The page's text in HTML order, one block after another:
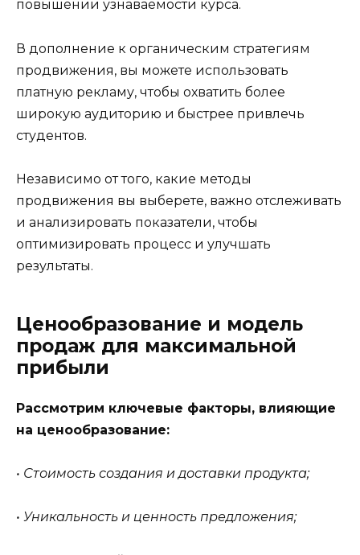
повышении узнаваемости курса.
В дополнение к органическим стратегиям
продвижения, вы можете использовать
платную рекламу, чтобы охватить более
широкую аудиторию и быстрее привлечь
студентов.
Независимо от того, какие методы
продвижения вы выберете, важно отслеживать
и анализировать показатели, чтобы
оптимизировать процесс и улучшать
результаты.
Ценообразование и модель
продаж для максимальной
прибыли
Рассмотрим ключевые факторы, влияющие
на ценообразование:
• Стоимость создания и доставки продукта;
• Уникальность и ценность предложения;